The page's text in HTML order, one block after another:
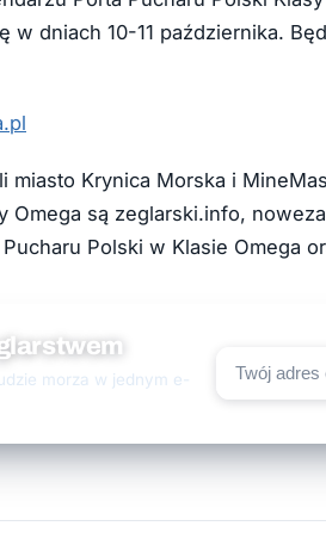
w dniach 10-11 października.
miasto Krynica Morska i
Omega są zeglarski.info,
Polski w Klasie Omega
morza w jednym e-